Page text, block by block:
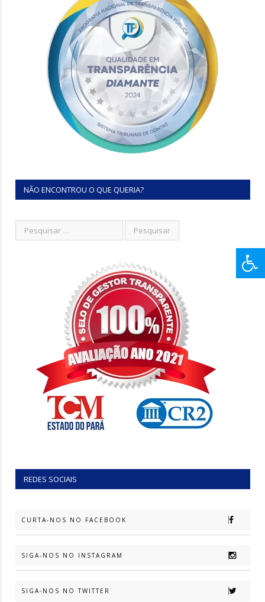
NÃO ENCONTROU O QUE QUERIA?
REDES SOCIAIS
CURTA-NOS NO FACEBOOK
SIGA-NOS NO INSTAGRAM
SIGA-NOS NO TWITTER